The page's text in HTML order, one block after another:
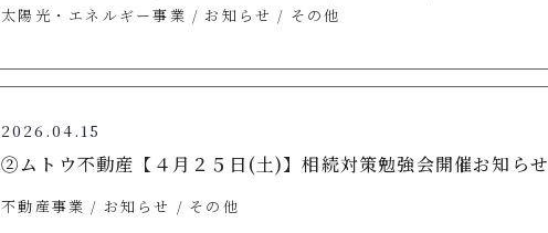
太陽光・エネルギー事業
お知らせ その他
2026.04.15
②ムトウ不動産【４月２５日(土)】相続対策勉強会開催お知らせ
不動産事業 お知らせ その他